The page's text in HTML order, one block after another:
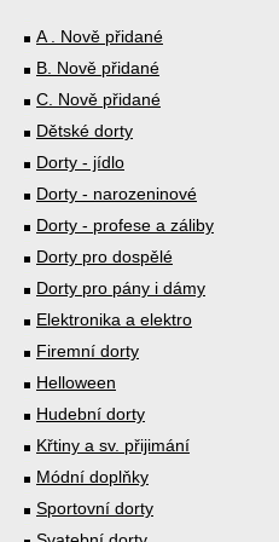
A . Nově přidané
B. Nově přidané
C. Nově přidané
Dětské dorty
Dorty - jídlo
Dorty - narozeninové
Dorty - profese a záliby
Dorty pro dospělé
Dorty pro pány i dámy
Elektronika a elektro
Firemní dorty
Helloween
Hudební dorty
Křtiny a sv. přijimání
Módní doplňky
Sportovní dorty